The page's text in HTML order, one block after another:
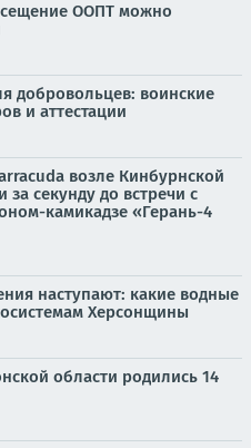
ООПТ можно
добровольцев: воинские
и аттестации
возле Кинбурнской
за секунду до встречи с
камикадзе «Герань-4
наступают: какие водные
Херсонщины
области родились 14